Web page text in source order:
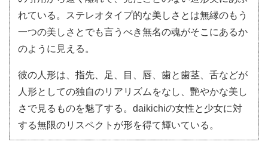
れている。ステレオタイプ的な美しさとは無縁のもう
一つの美しさとでも言うべき無名の魂がそこにあるか
のように見える。
彼の人形は、指先、足、目、唇、歯と歯茎、舌などが
人形としての独自のリアリズムをなし、艷やかな美し
さで見るものを魅了する。daikichiの女性と少女に対
する無限のリスペクトが形を得て輝いている。